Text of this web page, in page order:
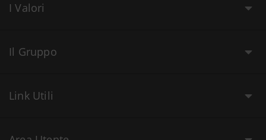
I Valori
Il Gruppo
Link Utili